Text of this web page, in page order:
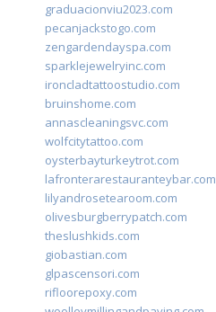
graduacionviu2023.com
pecanjackstogo.com
zengardendayspa.com
sparklejewelryinc.com
ironcladtattoostudio.com
bruinshome.com
annascleaningsvc.com
wolfcitytattoo.com
oysterbayturkeytrot.com
lafronterarestauranteybar.com
lilyandrosetearoom.com
olivesburgberrypatch.com
theslushkids.com
giobastian.com
glpascensori.com
rifloorepoxy.com